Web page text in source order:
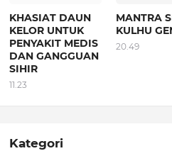
KHASIAT DAUN
KELOR UNTUK
PENYAKIT MEDIS
DAN GANGGUAN
SIHIR
11.23
MANTRA
KULHU
20.49
Kategori